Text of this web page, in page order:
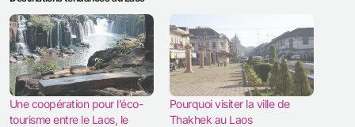
Une coopération pour l’éco-
tourisme entre le Laos, le
Pourquoi visiter la ville de
Thakhek au Laos